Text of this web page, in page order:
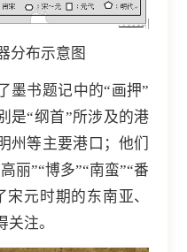
分布示意图
墨书题记中的“画押”
是“纲首”所涉及的港
州等主要港口；他们
丽”“博多”“南蛮”“番
元时期的东南亚、
注。